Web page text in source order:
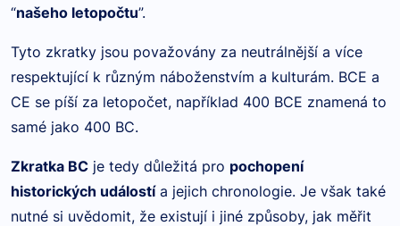
“našeho letopočtu”.
Tyto zkratky jsou považovány za neutrálnější a více
respektující k různým náboženstvím a kulturám. BCE a
CE se píší za letopočet, například 400 BCE znamená to
samé jako 400 BC.
Zkratka BC je tedy důležitá pro pochopení
historických událostía jejich chronologie. Je však také
nutné si uvědomit, že existují i jiné způsoby, jak měřit